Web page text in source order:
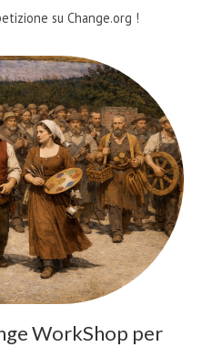
su Change.org !
WorkShop per